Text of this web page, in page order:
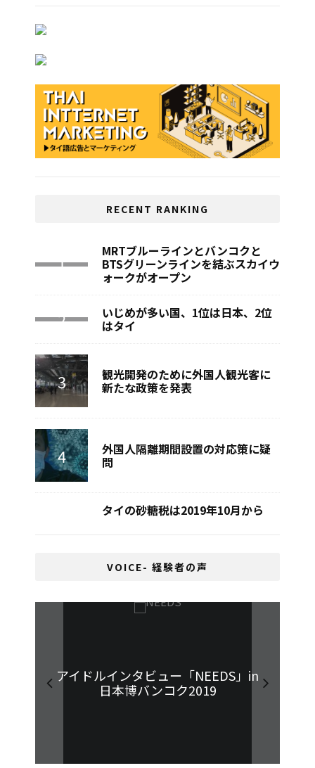
RECENT RANKING
MRTブルーラインとバンコクと
BTSグリーンラインを結ぶスカイウ
ォークがオープン
いじめが多い国、1位は日本、2位
はタイ
観光開発のために外国人観光客に
新たな政策を発表
外国人隔離期間設置の対応策に疑
問
タイの砂糖税は2019年10月から
VOICE- 経験者の声
アイドルインタビュー「NEEDS」in
日本博バンコク2019
日タイの“架け橋”・丸山良明ランシッ
トＦＣ監督インタビュー【其の一】
このタイミングこそが全てタイの日本
人DJクルー「VACANCY」
バイリンガルスクールで日本語を教え
る新谷佳子さん
アユタヤの洪水被災地で事務機器の営
業に取り組む木村晴美さん